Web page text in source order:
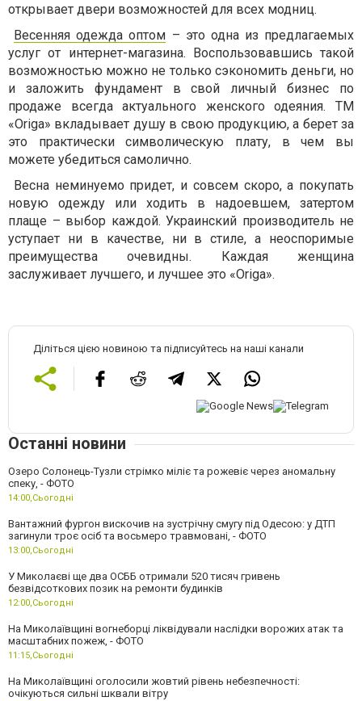
открывает двери возможностей для всех модниц.
Весенняя одежда оптом – это одна из предлагаемых
услуг от интернет-магазина. Воспользовавшись такой
возможностью можно не только сэкономить деньги, но
и заложить фундамент в свой личный бизнес по
продаже всегда актуального женского одеяния. ТМ
«Origa» вкладывает душу в свою продукцию, а берет за
это практически символическую плату, в чем вы
можете убедиться самолично.
Весна неминуемо придет, и совсем скоро, а покупать
новую одежду или ходить в надоевшем, затертом
плаще – выбор каждой. Украинский производитель не
уступает ни в качестве, ни в стиле, а неоспоримые
преимущества очевидны. Каждая женщина
заслуживает лучшего, и лучшее это «Origa».
Діліться цією новиною та підписуйтесь на наші канали
Останні новини
Озеро Солонець-Тузли стрімко міліє та рожевіє через аномальну
спеку, - ФОТО
14:00, Сьогодні
Вантажний фургон вискочив на зустрічну смугу під Одесою: у ДТП
загинули троє осіб та восьмеро травмовані, - ФОТО
13:00, Сьогодні
У Миколаєві ще два ОСББ отримали 520 тисяч гривень
безвідсоткових позик на ремонти будинків
12:00, Сьогодні
На Миколаївщині вогнеборці ліквідували наслідки ворожих атак та
масштабних пожеж, - ФОТО
11:15, Сьогодні
На Миколаївщині оголосили жовтий рівень небезпечності:
очікуються сильні шквали вітру